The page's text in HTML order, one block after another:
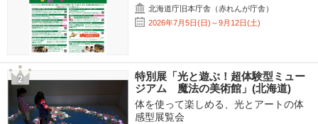
北海道庁旧本庁舎（赤れんが庁舎）
2026年7月5日(日)～9月12日(土)
特別展「光と遊ぶ！超体験型ミュー
ジアム 魔法の美術館」(北海道)
体を使って楽しめる、光とアートの体
感型展覧会